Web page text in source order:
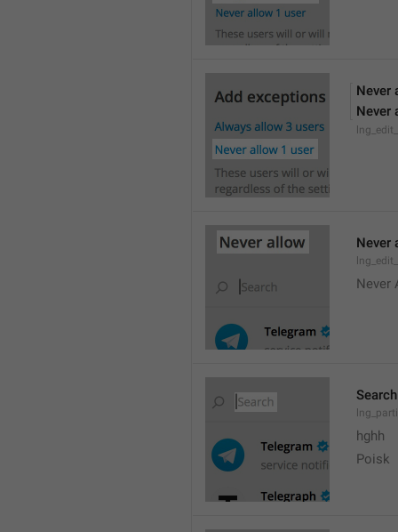
Never
Never
Never
Never
Search
hghh
Poisk